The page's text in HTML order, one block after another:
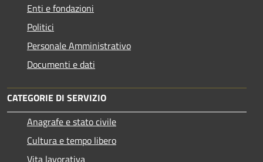
Enti e fondazioni
Politici
Personale Amministrativo
Documenti e dati
CATEGORIE DI SERVIZIO
Anagrafe e stato civile
Cultura e tempo libero
Vita lavorativa